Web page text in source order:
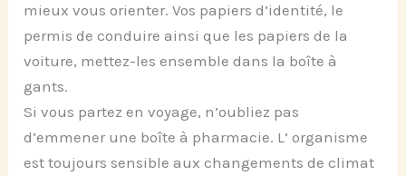
mieux vous orienter. Vos papiers d’identité, le
permis de conduire ainsi que les papiers de la
voiture, mettez-les ensemble dans la boîte à
gants.
Si vous partez en voyage, n’oubliez pas
d’emmener une boîte à pharmacie. L’ organisme
est toujours sensible aux changements de climat